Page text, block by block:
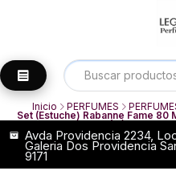
Avda Providencia 2234,
Galeria Dos Providencia
9171
Inicio PERFUMES
Set (Estuche) Rabanne Fame 80
Paco Rabanne EDP (M)